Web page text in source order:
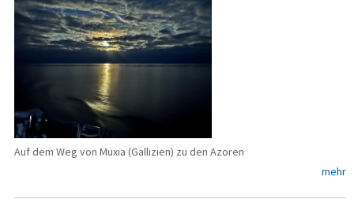
Auf dem Weg von Muxia (Gallizien) zu den Azoren
mehr